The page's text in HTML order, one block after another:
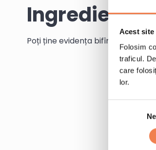
Acest
Folosim
traficul.
care
lor.
Ingrediente
Poți ține evidența bifînd